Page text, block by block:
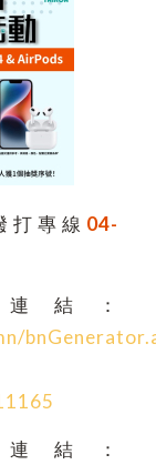
打專線 04-
結：
結：